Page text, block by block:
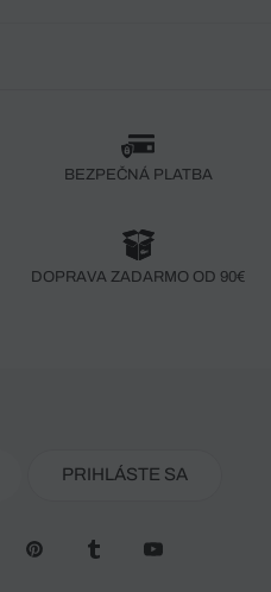
BEZPEČNÁ PLATBA
DOPRAVA ZADARMO OD 90€
PRIHLÁSTE SA